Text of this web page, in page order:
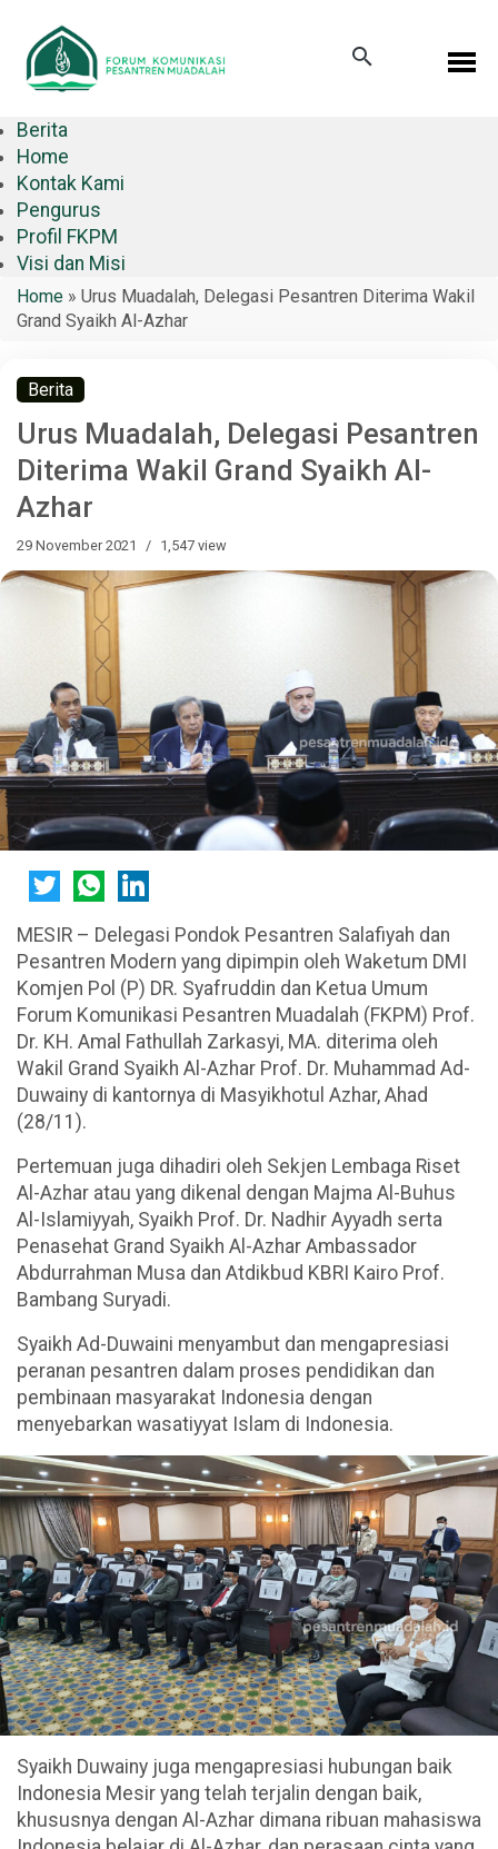
Berita
Home
Kontak Kami
Pengurus
Profil FKPM
Visi dan Misi
Home » Urus Muadalah, Delegasi Pesantren Diterima Wakil
Grand Syaikh Al-Azhar
Berita
Urus Muadalah, Delegasi Pesantren
Diterima Wakil Grand Syaikh Al-
Azhar
29 November 2021 1,547 view
MESIR – Delegasi Pondok Pesantren Salafiyah dan
Pesantren Modern yang dipimpin oleh Waketum DMI
Komjen Pol (P) DR. Syafruddin dan Ketua Umum
Forum Komunikasi Pesantren Muadalah (FKPM) Prof.
Dr. KH. Amal Fathullah Zarkasyi, MA. diterima oleh
Wakil Grand Syaikh Al-Azhar Prof. Dr. Muhammad Ad-
Duwainy di kantornya di Masyikhotul Azhar, Ahad
(28/11).
Pertemuan juga dihadiri oleh Sekjen Lembaga Riset
Al-Azhar atau yang dikenal dengan Majma Al-Buhus
Al-Islamiyyah, Syaikh Prof. Dr. Nadhir Ayyadh serta
Penasehat Grand Syaikh Al-Azhar Ambassador
Abdurrahman Musa dan Atdikbud KBRI Kairo Prof.
Bambang Suryadi.
Syaikh Ad-Duwaini menyambut dan mengapresiasi
peranan pesantren dalam proses pendidikan dan
pembinaan masyarakat Indonesia dengan
menyebarkan wasatiyyat Islam di Indonesia.
Syaikh Duwainy juga mengapresiasi hubungan baik
Indonesia Mesir yang telah terjalin dengan baik,
khususnya dengan Al-Azhar dimana ribuan mahasiswa